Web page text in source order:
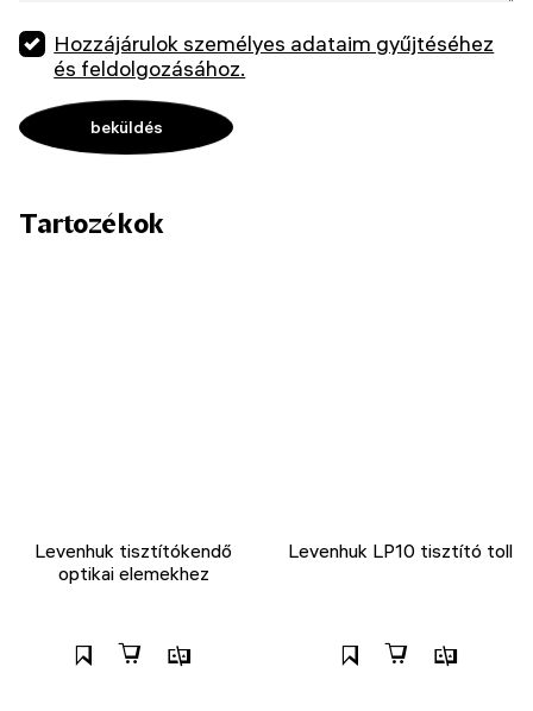
Hozzájárulok személyes adataim gyűjtéséhez
és feldolgozásához.
Tartozékok
Levenhuk tisztítókendő
optikai elemekhez
Levenhuk LP10 tisztító toll